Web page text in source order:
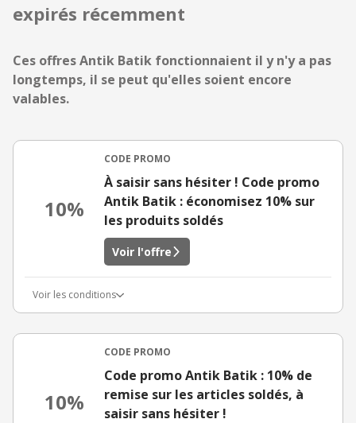
expirés récemment
Ces offres Antik Batik fonctionnaient il y n'y a pas
longtemps, il se peut qu'elles soient encore
valables.
10%
CODE PROMO
À saisir sans hésiter ! Code promo
Antik Batik : économisez 10% sur
les produits soldés
Voir l'offre
Voir les conditions
10%
CODE PROMO
Code promo Antik Batik : 10% de
remise sur les articles soldés, à
saisir sans hésiter !